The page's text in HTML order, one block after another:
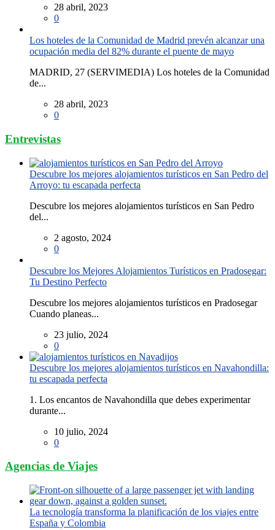
28 abril, 2023
0
Los hoteles de la Comunidad de Madrid prevén alcanzar una
ocupación media del 82% durante el puente de mayo
MADRID, 27 (SERVIMEDIA) Los hoteles de la Comunidad
de...
28 abril, 2023
0
Entrevistas
Descubre los mejores alojamientos turísticos en San Pedro del
Arroyo: tu escapada perfecta
Descubre los mejores alojamientos turísticos en San Pedro
del...
2 agosto, 2024
0
Descubre los Mejores Alojamientos Turísticos en Pradosegar:
Tu Destino Perfecto
Descubre los mejores alojamientos turísticos en Pradosegar
Cuando planeas...
23 julio, 2024
0
Descubre los mejores alojamientos turísticos en Navahondilla:
tu escapada perfecta
1. Los encantos de Navahondilla que debes experimentar
durante...
10 julio, 2024
0
Agencias de Viajes
La tecnología transforma la planificación de los viajes entre
España y Colombia